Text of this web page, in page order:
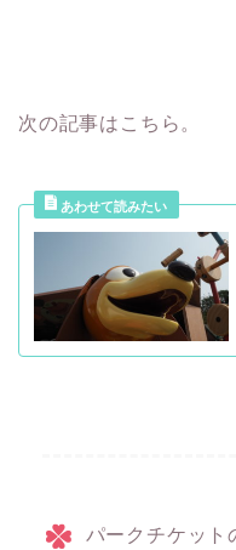
次の記事はこちら。
パークチケット